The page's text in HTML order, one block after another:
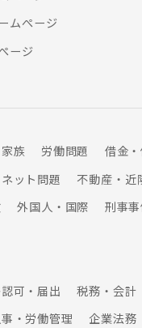
与、慰謝料など千差万別
婚事件に携わり、これま
の他にも、相続、刑事事
ら、弁護士法人ALG東京
気軽にご相談ください。
ムぺージ
ージ
族 労働問題
借金
ネット問題
不動産・近
外国人・国際
刑事
可・届出
税務・会計
事・労働管理
企業法務